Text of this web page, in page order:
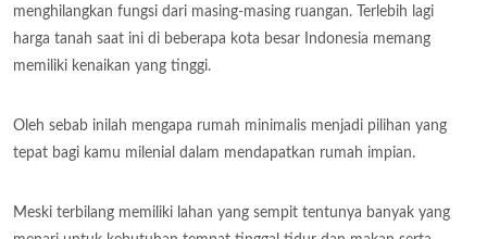
menghilangkan fungsi dari masing-masing ruangan. Terlebih lagi
harga tanah saat ini di beberapa kota besar Indonesia memang
memiliki kenaikan yang tinggi.
Oleh sebab inilah mengapa rumah minimalis menjadi pilihan yang
tepat bagi kamu milenial dalam mendapatkan rumah impian.
Meski terbilang memiliki lahan yang sempit tentunya banyak yang